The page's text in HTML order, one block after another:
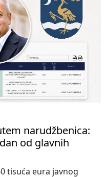
narudžbenica:
od glavnih
tisuća eura javnog